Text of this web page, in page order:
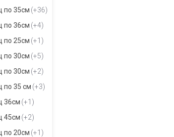
по 35см +36
по 36см +4
по 25см +1
по 30см +5
по 30см +2
по 35 см +3
36см +1
45см +2
по 20см +1